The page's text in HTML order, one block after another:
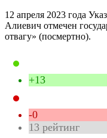
12 апреля 2023 года
Алиевич отмечен
отвагу» (посмертно).
+13
-0
13 рейтинг